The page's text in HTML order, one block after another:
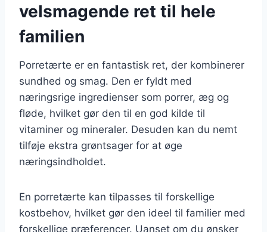
velsmagende ret til hele
familien
Porretærte er en fantastisk ret, der kombinerer
sundhed og smag. Den er fyldt med
næringsrige ingredienser som porrer, æg og
fløde, hvilket gør den til en god kilde til
vitaminer og mineraler. Desuden kan du nemt
tilføje ekstra grøntsager for at øge
næringsindholdet.
En porretærte kan tilpasses til forskellige
kostbehov, hvilket gør den ideel til familier med
forskellige præferencer. Uanset om du ønsker